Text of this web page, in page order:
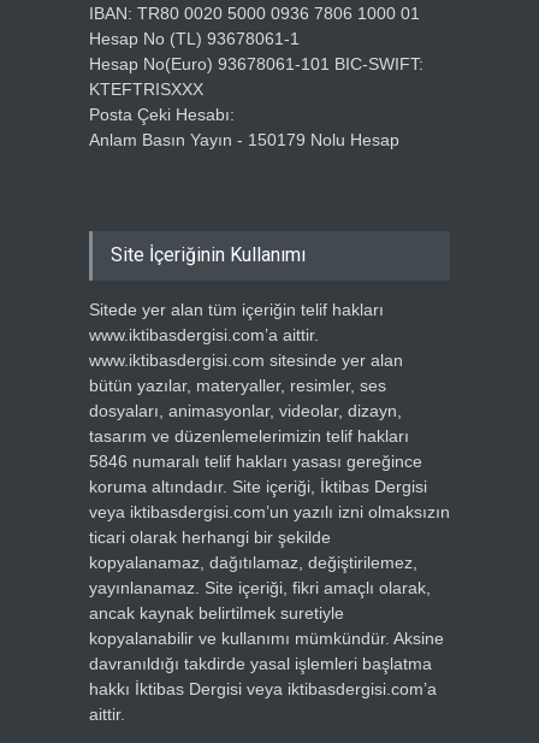
IBAN: TR80 0020 5000 0936 7806 1000 01
Hesap No (TL) 93678061-1
Hesap No(Euro) 93678061-101 BIC-SWIFT:
KTEFTRISXXX
Posta Çeki Hesabı:
Anlam Basın Yayın - 150179 Nolu Hesap
Site İçeriğinin Kullanımı
Sitede yer alan tüm içeriğin telif hakları
www.iktibasdergisi.com’a aittir.
www.iktibasdergisi.com sitesinde yer alan
bütün yazılar, materyaller, resimler, ses
dosyaları, animasyonlar, videolar, dizayn,
tasarım ve düzenlemelerimizin telif hakları
5846 numaralı telif hakları yasası gereğince
koruma altındadır. Site içeriği, İktibas Dergisi
veya iktibasdergisi.com’un yazılı izni olmaksızın
ticari olarak herhangi bir şekilde
kopyalanamaz, dağıtılamaz, değiştirilemez,
yayınlanamaz. Site içeriği, fikri amaçlı olarak,
ancak kaynak belirtilmek suretiyle
kopyalanabilir ve kullanımı mümkündür. Aksine
davranıldığı takdirde yasal işlemleri başlatma
hakkı İktibas Dergisi veya iktibasdergisi.com’a
aittir.